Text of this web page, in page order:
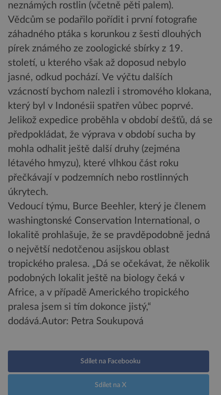
neznámých rostlin (včetně pěti palem).
Vědcům se podařilo pořídit i první fotografie
záhadného ptáka s korunkou z šesti dlouhých
pírek známého ze zoologické sbírky z 19.
století, u kterého však až doposud nebylo
jasné, odkud pochází. Ve výčtu dalších
vzácností bychom nalezli i stromového klokana,
který byl v Indonésii spatřen vůbec poprvé.
Jelikož expedice proběhla v období dešťů, dá se
předpokládat, že výprava v období sucha by
mohla odhalit ještě další druhy (zejména
létavého hmyzu), které vlhkou část roku
přečkávají v podzemních nebo rostlinných
úkrytech.
Vedoucí týmu, Burce Beehler, který je členem
washingtonské Conservation International, o
lokalitě prohlašuje, že se pravděpodobně jedná
o největší nedotčenou asijskou oblast
tropického pralesa. „Dá se očekávat, že několik
podobných lokalit ještě na biology čeká v
Africe, a v případě Amerického tropického
pralesa jsem si tím dokonce jistý,“
dodává.Autor: Petra Soukupová
Sdílet na Facebooku
Sdílet na X